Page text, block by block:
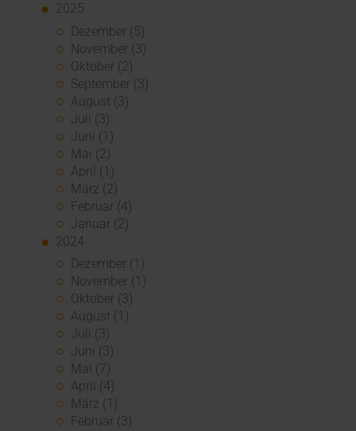
2025
Dezember (5)
November (3)
Oktober (2)
September (3)
August (3)
Juli (3)
Juni (1)
Mai (2)
April (1)
März (2)
Februar (4)
Januar (2)
2024
Dezember (1)
November (1)
Oktober (3)
August (1)
Juli (3)
Juni (3)
Mai (7)
April (4)
März (1)
Februar (3)